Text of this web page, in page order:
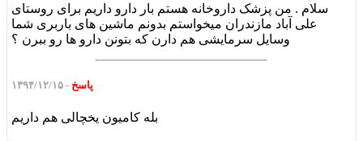
سلام . من پزشک داروخانه هستم بار دارو داریم برای روستای
علی آباد مازندران میخواستم بدونم ماشین های باربری شما
وسایل سرمایشی هم دارن که بتونن دارو ها رو ببرن ؟
پاسخ - ۱۳۹۴/۱۲/۱۵
بله کامیون یخچالی هم داریم